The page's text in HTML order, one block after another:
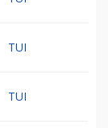
TUI
TUI